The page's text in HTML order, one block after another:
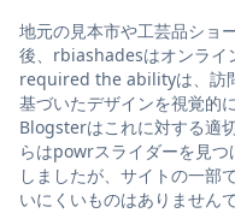
地元の見本市や工芸品ショ
後、rbiashadesはオンライ
required the abilityは、訪
基づいたデザインを視覚的
Blogsterはこれに対する適
らはpowrスライダーを見
しましたが、サイトの一部
いにくいものはありませんで